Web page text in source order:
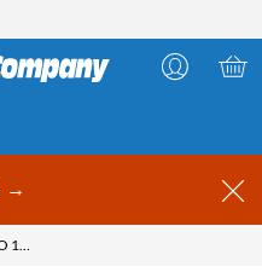
→
UGREEN NEXODE PRO 160 W GAN-LADER MED 4 PORTER